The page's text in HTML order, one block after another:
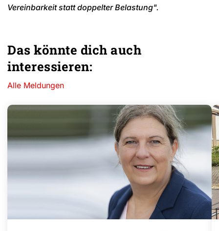
Vereinbarkeit statt doppelter Belastung".
Das könnte dich auch
interessieren:
Alle Meldungen